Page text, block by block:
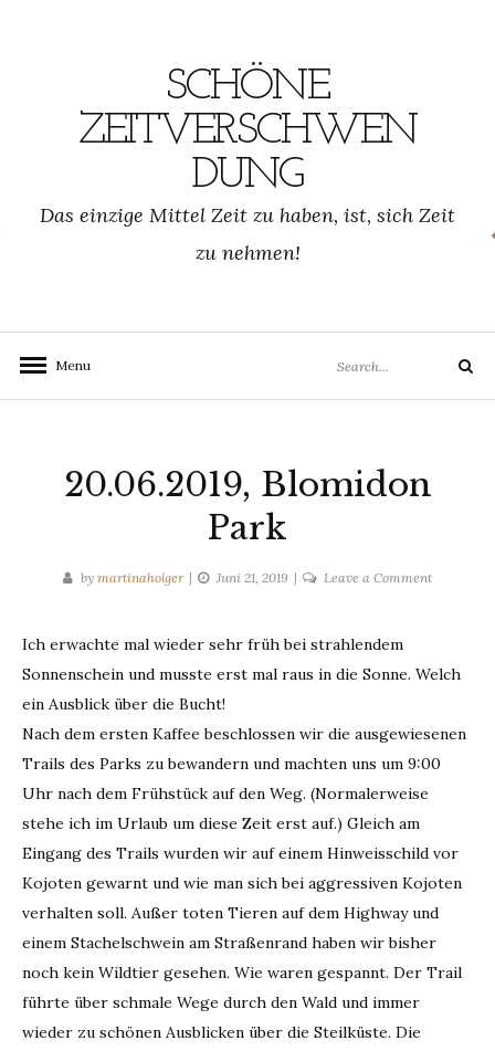
SCHÖNE
ZEITVERSCHWEN
DUNG
Das einzige Mittel Zeit zu haben, ist, sich Zeit
zu nehmen!
Menu
for:
Search
20.06.2019, Blomidon
Park
by martinaholger Juni 21, 2019 Leave a Commenton
Ich erwachte mal wieder sehr früh bei strahlendem
Sonnenschein und musste erst mal raus in die Sonne. Welch
ein Ausblick über die Bucht!
Nach dem ersten Kaffee beschlossen wir die ausgewiesenen
Trails des Parks zu bewandern und machten uns um 9:00
Uhr nach dem Frühstück auf den Weg. (Normalerweise
stehe ich im Urlaub um diese Zeit erst auf.) Gleich am
Eingang des Trails wurden wir auf einem Hinweisschild vor
Kojoten gewarnt und wie man sich bei aggressiven Kojoten
verhalten soll. Außer toten Tieren auf dem Highway und
einem Stachelschwein am Straßenrand haben wir bisher
noch kein Wildtier gesehen. Wie waren gespannt. Der Trail
führte über schmale Wege durch den Wald und immer
wieder zu schönen Ausblicken über die Steilküste. Die